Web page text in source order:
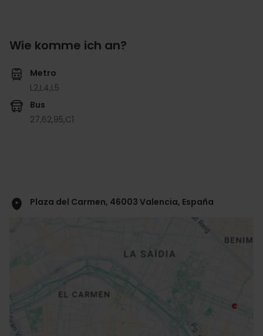
Wie komme ich an?
Metro
L2,L4,L5
Bus
27,62,95,C1
Plaza del Carmen, 46003 Valencia, España